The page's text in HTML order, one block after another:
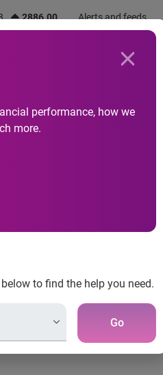
2886.00 Alerts and feeds
performance, how we
more.
to find the help you need.
Go
Newsroom
e
aponta